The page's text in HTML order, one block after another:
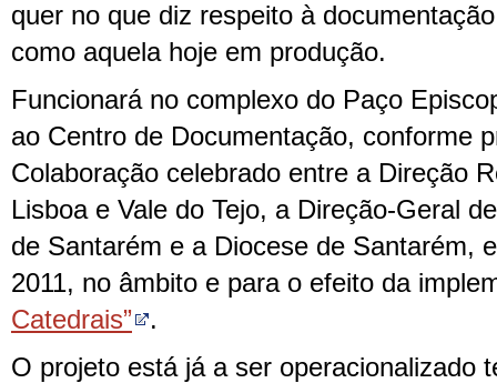
quer no que diz respeito à
como aquela hoje em produção.
Funcionará no complexo do Paço
ao Centro de Documentação, conforme
Colaboração celebrado entre a Direção
Lisboa e Vale do Tejo, a Direção-Geral
de Santarém e a Diocese de Santarém,
2011, no âmbito e para o efeito da
Catedrais”
.
O projeto está já a ser operacionalizado